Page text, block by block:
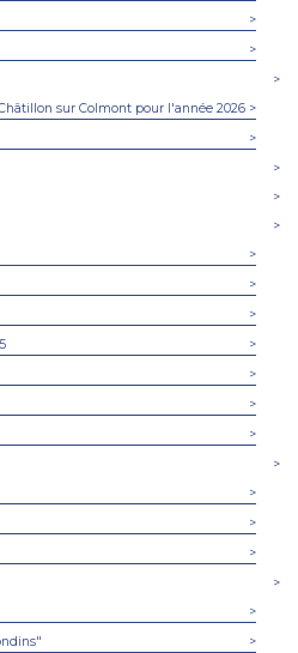
>
>
>
sur Colmont pour l'année 2026 >
>
>
>
>
>
>
>
>
>
>
>
>
>
>
>
>
>
>